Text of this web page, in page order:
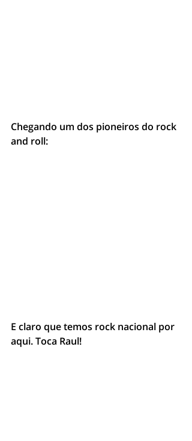
Chegando um dos pioneiros do rock
and roll:
E claro que temos rock nacional por
aqui. Toca Raul!